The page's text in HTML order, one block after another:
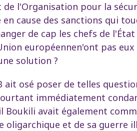
l'Organisation pour la
cause des sanctions qui
de cap les chefs de
européennen'ont pas
solution ?
ait osé poser de telles
immédiatement
Boukili avait également
oligarchique et de sa guerre